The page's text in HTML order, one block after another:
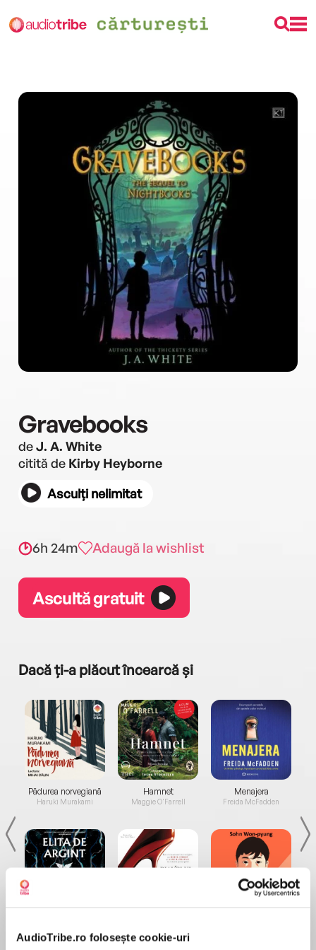
AudioTribe.ro folosește cookie-uri
Gravebooks
deJ. A. White
citită de Kirby Heyborne
Asculți nelimitat
6h 24m Adaugă la wishlist
Ascultă gratuit
Dacă ți-a plăcut încearcă și
Pădurea norvegiană
Haruki Murakami
de...
Dani Francis
Hamnet
Maggie O'Farrell
la...
Lauren Weisberger
Menajera
Freida McFadden